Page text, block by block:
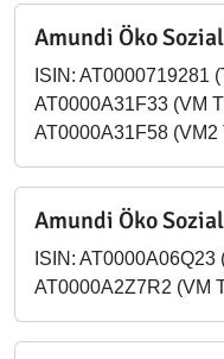
Amundi Öko
ISIN: AT0000719281
AT0000A31F33 (VM
AT0000A31F58 (VM2
Amundi Öko
ISIN:
AT0000A2Z7R2 (VM